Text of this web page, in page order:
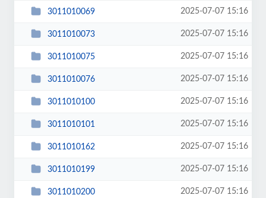
3011010069 2025-07-07 15:16
3011010073 2025-07-07 15:16
3011010075 2025-07-07 15:16
3011010076 2025-07-07 15:16
3011010100 2025-07-07 15:16
3011010101 2025-07-07 15:16
3011010162 2025-07-07 15:16
3011010199 2025-07-07 15:16
3011010200 2025-07-07 15:16